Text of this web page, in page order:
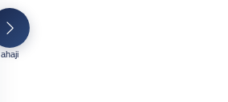
ahaji